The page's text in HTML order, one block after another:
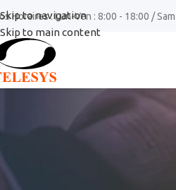
Skip to navigation
Skip to main content
Horaires : Lun-Ven : 8:00 - 18:00 /